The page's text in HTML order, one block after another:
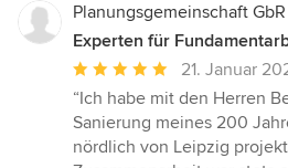
Planungsgemeinschaft
Experten für
Durchschnittliche
Bewertung:
5
von
21. Januar
“Ich habe mit den Herren
Sanierung meines 200
nördlich von Leipzig